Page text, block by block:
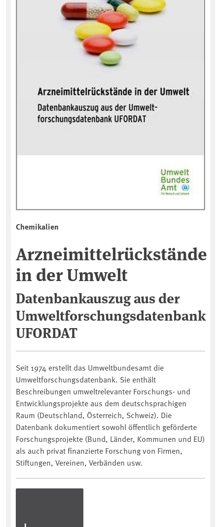
Chemikalien
Arzneimittelrückstände
in der Umwelt
Datenbankauszug aus der
Umweltforschungsdatenbank
UFORDAT
Seit 1974 erstellt das Umweltbundesamt die
Umweltforschungsdatenbank. Sie enthält
Beschreibungen umweltrelevanter Forschungs- und
Entwicklungsprojekte aus dem deutschsprachigen
Raum (Deutschland, Österreich, Schweiz). Die
Datenbank dokumentiert sowohl öffentlich geförderte
Forschungsprojekte (Bund, Länder, Kommunen und EU)
als auch privat finanzierte Forschung von Firmen,
Stiftungen, Vereinen, Verbänden usw.